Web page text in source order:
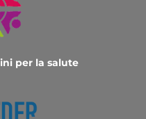
per la salute